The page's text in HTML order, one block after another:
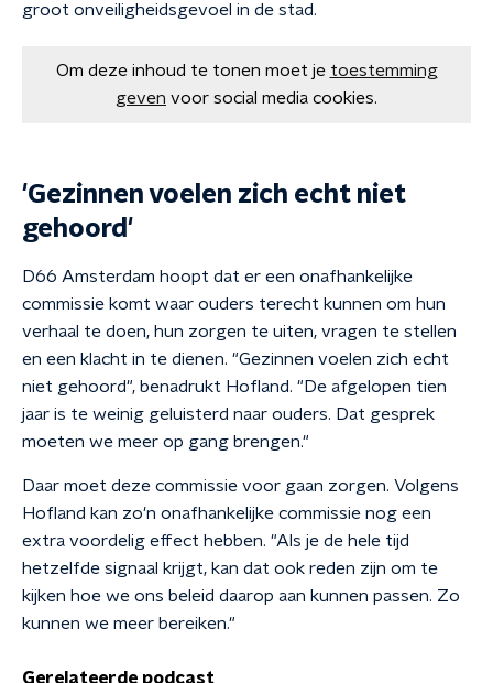
groot onveiligheidsgevoel in de stad.
Om deze inhoud te tonen moet je toestemming
geven voor social media cookies.
'Gezinnen voelen zich echt niet
gehoord'
D66 Amsterdam hoopt dat er een onafhankelijke
commissie komt waar ouders terecht kunnen om hun
verhaal te doen, hun zorgen te uiten, vragen te stellen
en een klacht in te dienen. "Gezinnen voelen zich echt
niet gehoord", benadrukt Hofland. "De afgelopen tien
jaar is te weinig geluisterd naar ouders. Dat gesprek
moeten we meer op gang brengen."
Daar moet deze commissie voor gaan zorgen. Volgens
Hofland kan zo'n onafhankelijke commissie nog een
extra voordelig effect hebben. "Als je de hele tijd
hetzelfde signaal krijgt, kan dat ook reden zijn om te
kijken hoe we ons beleid daarop aan kunnen passen. Zo
kunnen we meer bereiken."
Gerelateerde podcast